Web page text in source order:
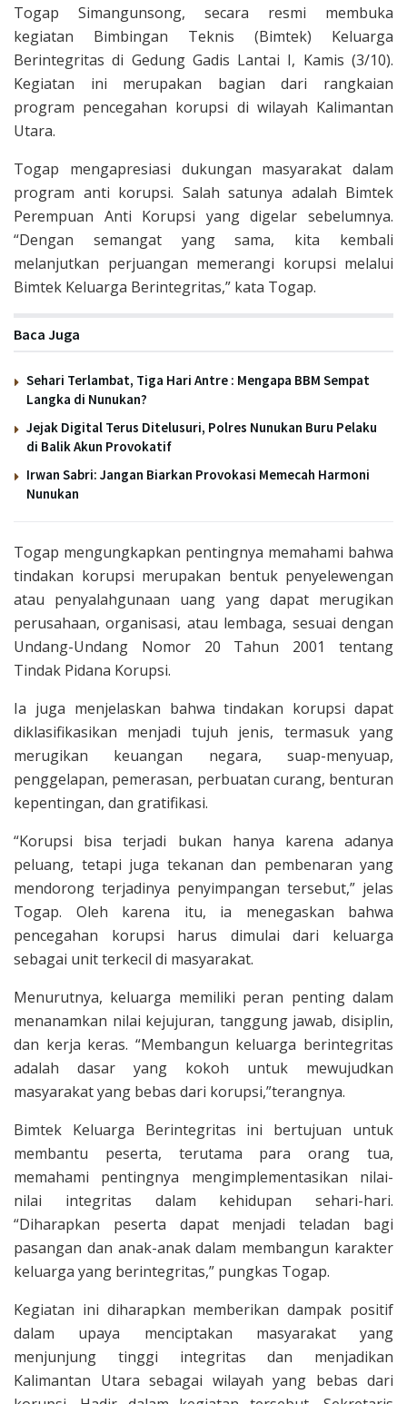
Togap Simangunsong, secara resmi membuka
kegiatan Bimbingan Teknis (Bimtek) Keluarga
Berintegritas di Gedung Gadis Lantai I, Kamis (3/10).
Kegiatan ini merupakan bagian dari rangkaian
program pencegahan korupsi di wilayah Kalimantan
Utara.
Togap mengapresiasi dukungan masyarakat dalam
program anti korupsi. Salah satunya adalah Bimtek
Perempuan Anti Korupsi yang digelar sebelumnya.
“Dengan semangat yang sama, kita kembali
melanjutkan perjuangan memerangi korupsi melalui
Bimtek Keluarga Berintegritas,” kata Togap.
Baca Juga
Sehari Terlambat, Tiga Hari Antre : Mengapa BBM Sempat
Langka di Nunukan?
Jejak Digital Terus Ditelusuri, Polres Nunukan Buru Pelaku
di Balik Akun Provokatif
Irwan Sabri: Jangan Biarkan Provokasi Memecah Harmoni
Nunukan
Togap mengungkapkan pentingnya memahami bahwa
tindakan korupsi merupakan bentuk penyelewengan
atau penyalahgunaan uang yang dapat merugikan
perusahaan, organisasi, atau lembaga, sesuai dengan
Undang-Undang Nomor 20 Tahun 2001 tentang
Tindak Pidana Korupsi.
Ia juga menjelaskan bahwa tindakan korupsi dapat
diklasifikasikan menjadi tujuh jenis, termasuk yang
merugikan keuangan negara, suap-menyuap,
penggelapan, pemerasan, perbuatan curang, benturan
kepentingan, dan gratifikasi.
“Korupsi bisa terjadi bukan hanya karena adanya
peluang, tetapi juga tekanan dan pembenaran yang
mendorong terjadinya penyimpangan tersebut,” jelas
Togap. Oleh karena itu, ia menegaskan bahwa
pencegahan korupsi harus dimulai dari keluarga
sebagai unit terkecil di masyarakat.
Menurutnya, keluarga memiliki peran penting dalam
menanamkan nilai kejujuran, tanggung jawab, disiplin,
dan kerja keras. “Membangun keluarga berintegritas
adalah dasar yang kokoh untuk mewujudkan
masyarakat yang bebas dari korupsi,”terangnya.
Bimtek Keluarga Berintegritas ini bertujuan untuk
membantu peserta, terutama para orang tua,
memahami pentingnya mengimplementasikan nilai-
nilai integritas dalam kehidupan sehari-hari.
“Diharapkan peserta dapat menjadi teladan bagi
pasangan dan anak-anak dalam membangun karakter
keluarga yang berintegritas,” pungkas Togap.
Kegiatan ini diharapkan memberikan dampak positif
dalam upaya menciptakan masyarakat yang
menjunjung tinggi integritas dan menjadikan
Kalimantan Utara sebagai wilayah yang bebas dari